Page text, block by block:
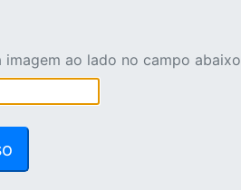
imagem ao lado no campo abaixo